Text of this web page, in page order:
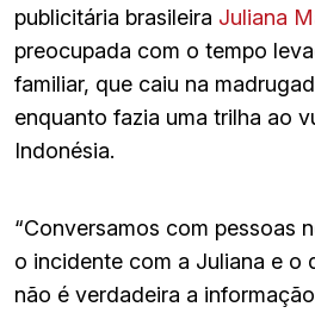
publicitária brasileira Juliana
preocupada com o tempo
familiar, que caiu na
enquanto fazia uma trilha ao
Indonésia.
“Conversamos com pessoas
o incidente com a Juliana e o
não é verdadeira a